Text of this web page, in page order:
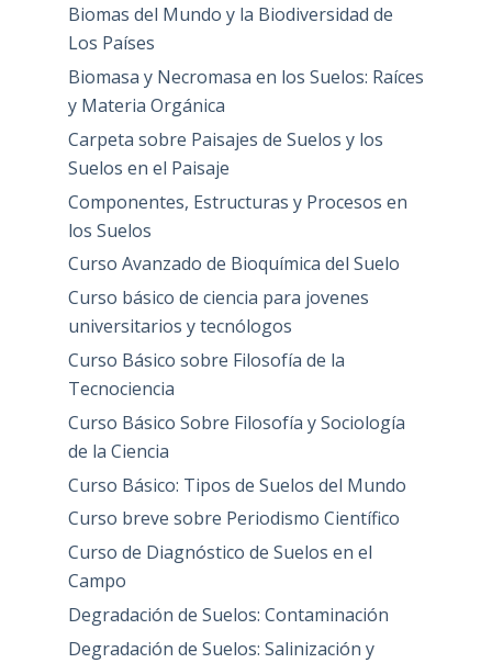
Biomas del Mundo y la Biodiversidad de
Los Países
Biomasa y Necromasa en los Suelos: Raíces
y Materia Orgánica
Carpeta sobre Paisajes de Suelos y los
Suelos en el Paisaje
Componentes, Estructuras y Procesos en
los Suelos
Curso Avanzado de Bioquímica del Suelo
Curso básico de ciencia para jovenes
universitarios y tecnólogos
Curso Básico sobre Filosofía de la
Tecnociencia
Curso Básico Sobre Filosofía y Sociología
de la Ciencia
Curso Básico: Tipos de Suelos del Mundo
Curso breve sobre Periodismo Científico
Curso de Diagnóstico de Suelos en el
Campo
Degradación de Suelos: Contaminación
Degradación de Suelos: Salinización y